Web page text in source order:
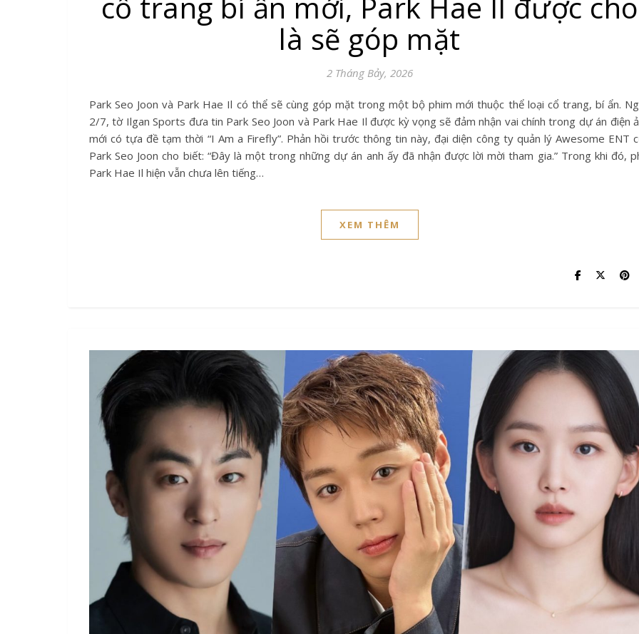
là sẽ góp mặt
2 Tháng Bảy, 2026
Park Seo Joon và Park Hae Il có thể sẽ cùng góp mặt trong một bộ phim mới thuộc thể loại cổ trang, bí ẩn. Ngày
2/7, tờ Ilgan Sports đưa tin Park Seo Joon và Park Hae Il được kỳ vọng sẽ đảm nhận vai chính trong dự án điện
mới có tựa đề tạm thời “I Am a Firefly”. Phản hồi trước thông tin này, đại diện công ty quản lý Awesome ENT
Park Seo Joon cho biết: “Đây là một trong những dự án anh ấy đã nhận được lời mời tham gia.” Trong khi đó,
Park Hae Il hiện vẫn chưa lên tiếng…
XEM THÊM